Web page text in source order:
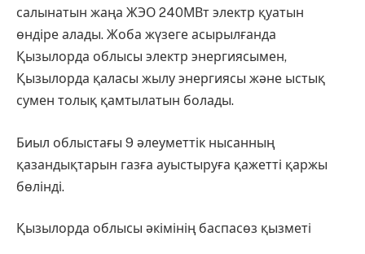
салынатын жаңа ЖЭО 240МВт электр қуатын
өндіре алады. Жоба жүзеге асырылғанда
Қызылорда облысы электр энергиясымен,
Қызылорда қаласы жылу энергиясы және ыстық
сумен толық қамтылатын болады.
Биыл облыстағы 9 әлеуметтік нысанның
қазандықтарын газға ауыстыруға қажетті қаржы
бөлінді.
Қызылорда облысы әкімінің баспасөз қызметі